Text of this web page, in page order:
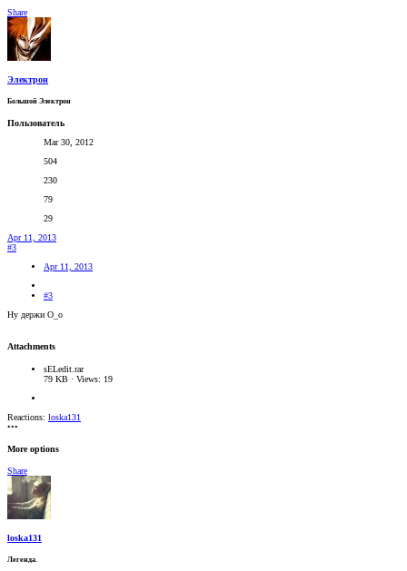
Share
Электрон
Большой Электрон
Пользователь
Mar 30, 2012
504
230
79
29
Apr 11, 2013
#3
Apr 11, 2013
#3
Ну держи О_о
Attachments
sELedit.rar
79 KB · Views: 19
Reactions: loska131
•••
More options
Share
loska131
Легенда.